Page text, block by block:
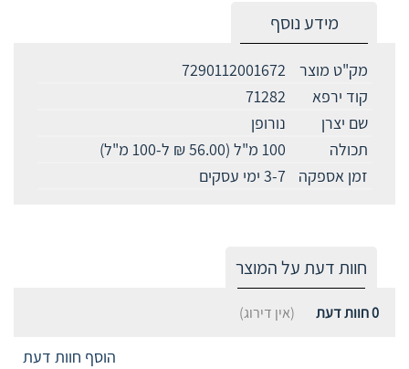
מידע נוסף
מק"ט מוצר
7290112001672
קוד ירפא
71282
שם יצרן
נורופן
תכולה
100 מ"ל (56.00 ₪ ל-100 מ"ל)
זמן אספקה
3-7 ימי עסקים
חוות דעת על המוצר
0חוות דעת (אין דירוג)
הוסף חוות דעת